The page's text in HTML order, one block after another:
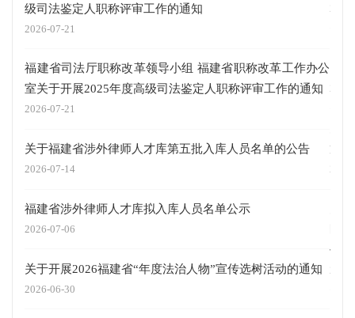
级司法鉴定人职称评审工作的通知
2026-07-21
福建省司法厅职称改革领导小组 福建省职称改革工作办公
室关于开展2025年度高级司法鉴定人职称评审工作的通知
2026-07-21
关于福建省涉外律师人才库第五批入库人员名单的公告
2026-07-14
福建省涉外律师人才库拟入库人员名单公示
2026-07-06
关于开展2026福建省“年度法治人物”宣传选树活动的通知
2026-06-30
策
作